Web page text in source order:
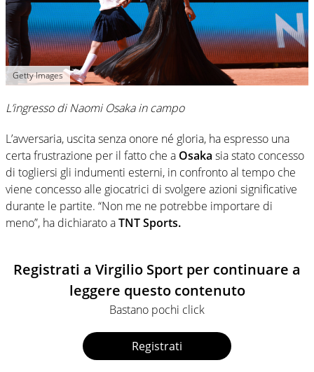
Getty Images
L’ingresso di Naomi Osaka in campo
L’avversaria, uscita senza onore né gloria, ha espresso una
certa frustrazione per il fatto che a Osaka sia stato concesso
di togliersi gli indumenti esterni, in confronto al tempo che
viene concesso alle giocatrici di svolgere azioni significative
durante le partite. “Non me ne potrebbe importare di
meno”, ha dichiarato aTNT Sports.
Registrati a Virgilio Sport per continuare a
leggere questo contenuto
Bastano pochi click
Registrati